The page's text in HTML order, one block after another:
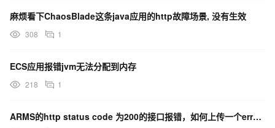
麻烦看下ChaosBlade这条java应用的http故障场景, 没有生效
308 1
ECS应用报错jvm无法分配到内存
218 1
ARMS的http status code 为200的接口报错，如何上传一个error的事件？